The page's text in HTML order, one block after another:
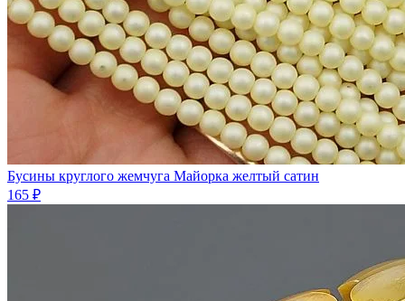
Бусины круглого жемчуга Майорка желтый сатин
165 ₽